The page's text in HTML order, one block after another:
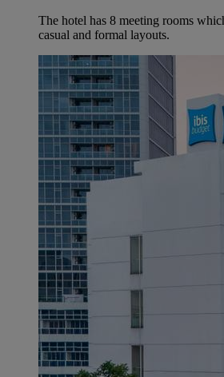
The hotel has 8 meeting rooms
casual and formal layouts.